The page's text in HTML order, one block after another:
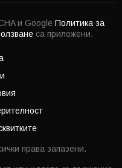
и Google Политика за
са приложени.
права запазени.